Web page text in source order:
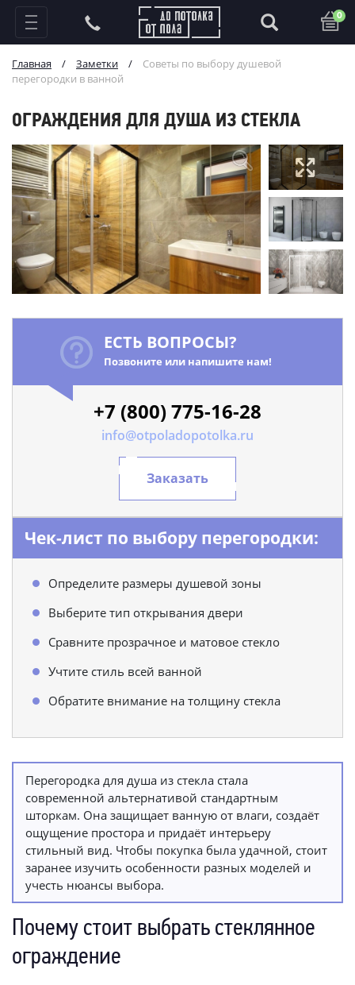
0
Главная / Заметки /
Советы по выбору душевой
перегородки в ванной
ОГРАЖДЕНИЯ ДЛЯ ДУША ИЗ СТЕКЛА
ЕСТЬ ВОПРОСЫ?
Позвоните или напишите нам!
+7 (800) 775-16-28
info@otpoladopotolka.ru
Заказать
Чек-лист по выбору перегородки:
Определите размеры душевой зоны
Выберите тип открывания двери
Сравните прозрачное и матовое стекло
Учтите стиль всей ванной
Обратите внимание на толщину стекла
Перегородка для душа из стекла стала
современной альтернативой стандартным
шторкам. Она защищает ванную от влаги, создаёт
ощущение простора и придаёт интерьеру
стильный вид. Чтобы покупка была удачной, стоит
заранее изучить особенности разных моделей и
учесть нюансы выбора.
Почему стоит выбрать стеклянное
ограждение